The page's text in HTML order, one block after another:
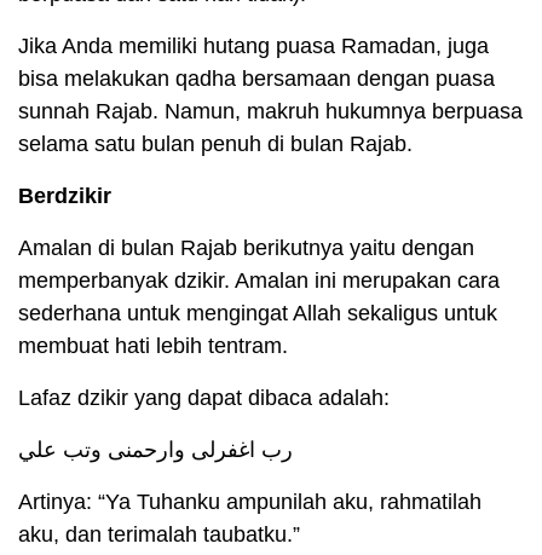
Jika Anda memiliki hutang puasa Ramadan, juga
bisa melakukan qadha bersamaan dengan puasa
sunnah Rajab. Namun, makruh hukumnya berpuasa
selama satu bulan penuh di bulan Rajab.
Berdzikir
Amalan di bulan Rajab berikutnya yaitu dengan
memperbanyak dzikir. Amalan ini merupakan cara
sederhana untuk mengingat Allah sekaligus untuk
membuat hati lebih tentram.
Lafaz dzikir yang dapat dibaca adalah:
رب اغفرلى وارحمنى وتب علي
Artinya: “Ya Tuhanku ampunilah aku, rahmatilah
aku, dan terimalah taubatku.”